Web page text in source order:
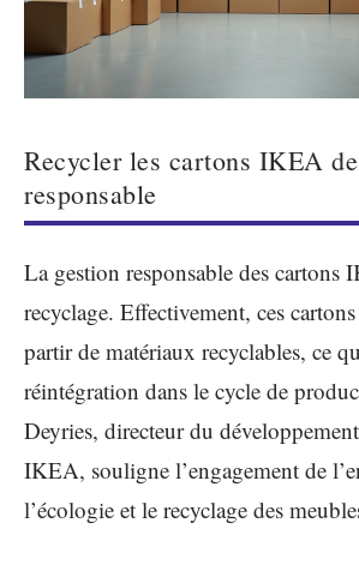
Recycler les cartons IKEA
responsable
La gestion responsable des cartons
recyclage. Effectivement, ces
partir de matériaux recyclables, ce
réintégration dans le cycle de
Deyries, directeur du
IKEA, souligne l’engagement de
l’écologie et le recyclage des